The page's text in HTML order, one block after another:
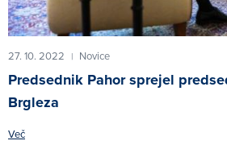
27. 10. 2022 | Novice
Predsednik Pahor sprejel
Brgleza
Več